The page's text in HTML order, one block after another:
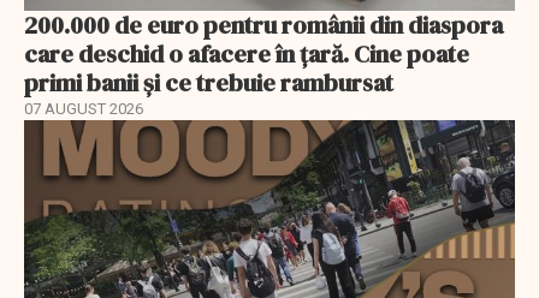
200.000 de euro pentru românii din diaspora
care deschid o afacere în țară. Cine poate
primi banii și ce trebuie rambursat
07 AUGUST 2026